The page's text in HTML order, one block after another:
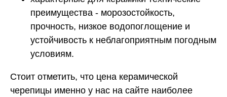
преимущества - морозостойкость,
прочность, низкое водопоглощение и
устойчивость к неблагоприятным погодным
условиям.
Стоит отметить, что цена керамической
черепицы именно у нас на сайте наиболее